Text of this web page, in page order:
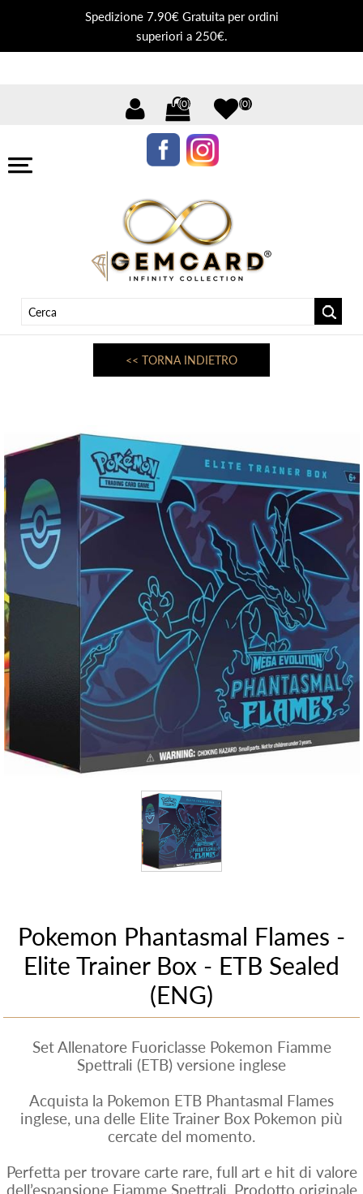
Spedizione 7.90€ Gratuita per ordini
superiori a 250€.
(0) (0)
<< TORNA INDIETRO
Pokemon Phantasmal Flames -
Elite Trainer Box - ETB Sealed
(ENG)
Set Allenatore Fuoriclasse Pokemon Fiamme
Spettrali (ETB) versione inglese
Acquista la Pokemon ETB Phantasmal Flames
inglese, una delle Elite Trainer Box Pokemon più
cercate del momento.
Perfetta per trovare carte rare, full art e hit di valore
dell’espansione Fiamme Spettrali. Prodotto originale